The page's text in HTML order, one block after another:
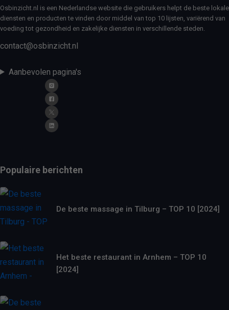
Osbinzicht.nl is een Nederlandse website die gebruikers helpt de beste lokale
diensten en producten te vinden door middel van top 10 lijsten, variërend van
voeding tot gezondheid en zakelijke diensten in verschillende steden.
contact@osbinzicht.nl
Aanbevolen pagina's
Populaire berichten
De beste massage in Tilburg – TOP 10 [2024]
Het beste restaurant in Arnhem – TOP 10
[2024]